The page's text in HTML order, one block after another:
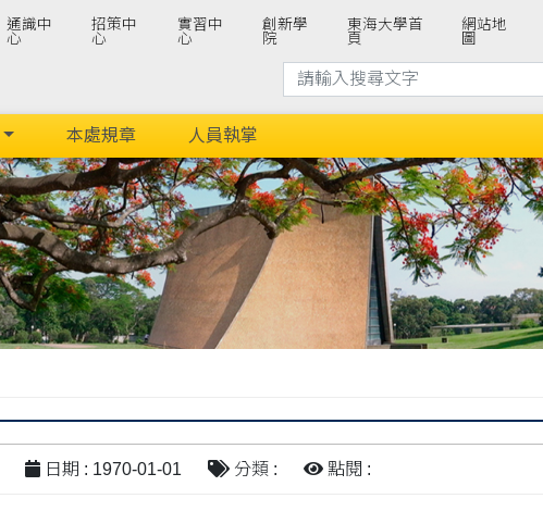
通識中
心
招策中
心
實習中
心
創新學
院
東海大學首
頁
網站地
圖
本處規章 人員執掌
日期 : 1970-01-01 分類 : 點閱 :